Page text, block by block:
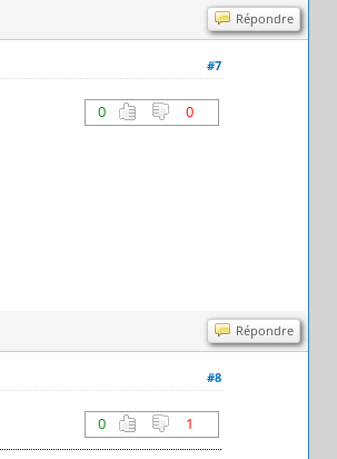
Répondre
#7
0 0
Répondre
#8
0 1